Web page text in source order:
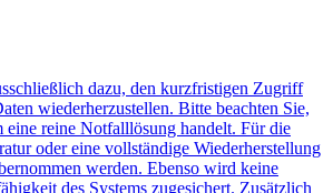
dazu, den kurzfristigen Zugriff
wiederherzustellen. Bitte beachten Sie,
eine reine Notfalllösung handelt. Für die
oder eine vollständige Wiederherstellung
werden. Ebenso wird keine
des Systems zugesichert. Zusätzlich